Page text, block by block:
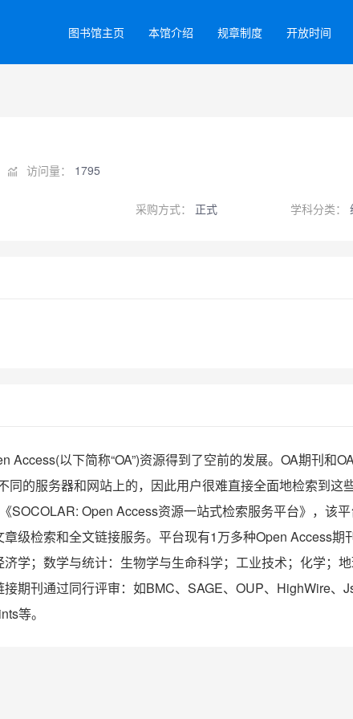
图书馆主页 本馆介绍 规章制度 开放时间
访问量： 1795
采购方式： 正式 学科分类：
Access(以下简称“OA”)资源得到了空前的发展。OA期刊
同的服务器和网站上的，因此用户很难直接全面地检索到
SOCOLAR: Open Access资源一站式检索服务平台》，该
级检索和全文链接服务。平台现有1万多种Open Access期
学；数学与统计：生物学与生命科学；工业技术；化学；
期刊通过同行评审：如BMC、SAGE、OUP、HighWire
等。